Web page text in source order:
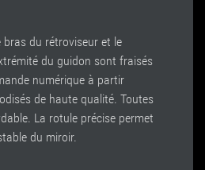
bras du rétroviseur et le
du guidon sont fraisés
numérique à partir
de haute qualité. Toutes
La rotule précise permet
du miroir.